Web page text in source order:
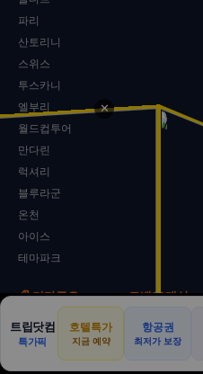
파리
산토리니
스위스
투스카니
엘부리
월드컵투어
만다린
럭셔리
블루라군
온천
아이스
테마파크
📋 기타주요
비즈니스
이벤트
이사
🚗 모밴10대산
🇰🇷 전국통합
🚐 모두의콜밴
📦 모두의이사
🏠 🚗
리무진
✕
트립닷컴
특가픽
호텔특가
지금 예약
항공권
최저가 보장